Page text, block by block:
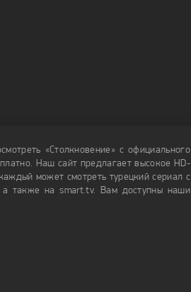
«Столкновение» с официального
Наш сайт предлагает высокое HD-
может смотреть турецкий сериал с
а также на smart.tv. Вам доступны наши